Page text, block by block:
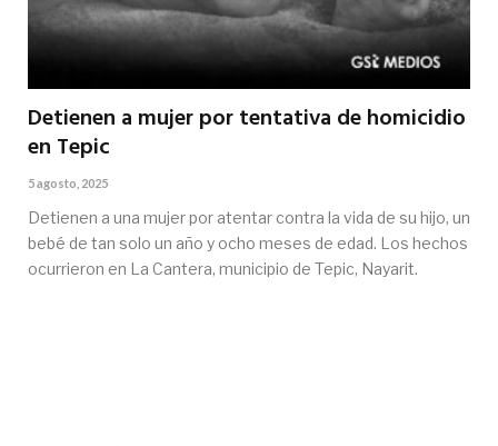
Detienen a mujer por tentativa de homicidio
en Tepic
5 agosto, 2025
Detienen a una mujer por atentar contra la vida de su hijo, un
bebé de tan solo un año y ocho meses de edad. Los hechos
ocurrieron en La Cantera, municipio de Tepic, Nayarit.